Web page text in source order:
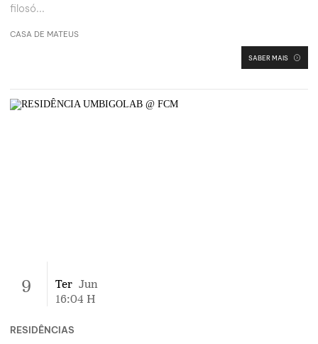
filosó...
CASA DE MATEUS
SABER MAIS
9 Ter Jun
16:04 H
RESIDÊNCIAS